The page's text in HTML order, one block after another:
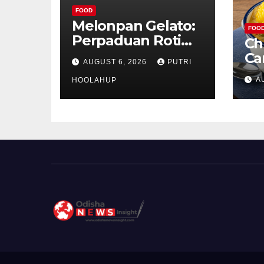
FOOD
Melonpan Gelato:
Perpaduan Roti
Renyah dan Es
Krim Lembut yang
Menggoda
AUGUST 6, 2026 PUTRI
HOOLAHUP